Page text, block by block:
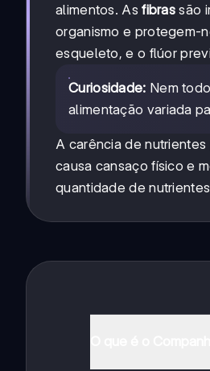
alimentos. Asfibras são
organismo e protegem-
esqueleto, e o flúor
Curiosidade: Nem
alimentação variada
A carência de
causa cansaço físico e
quantidade de